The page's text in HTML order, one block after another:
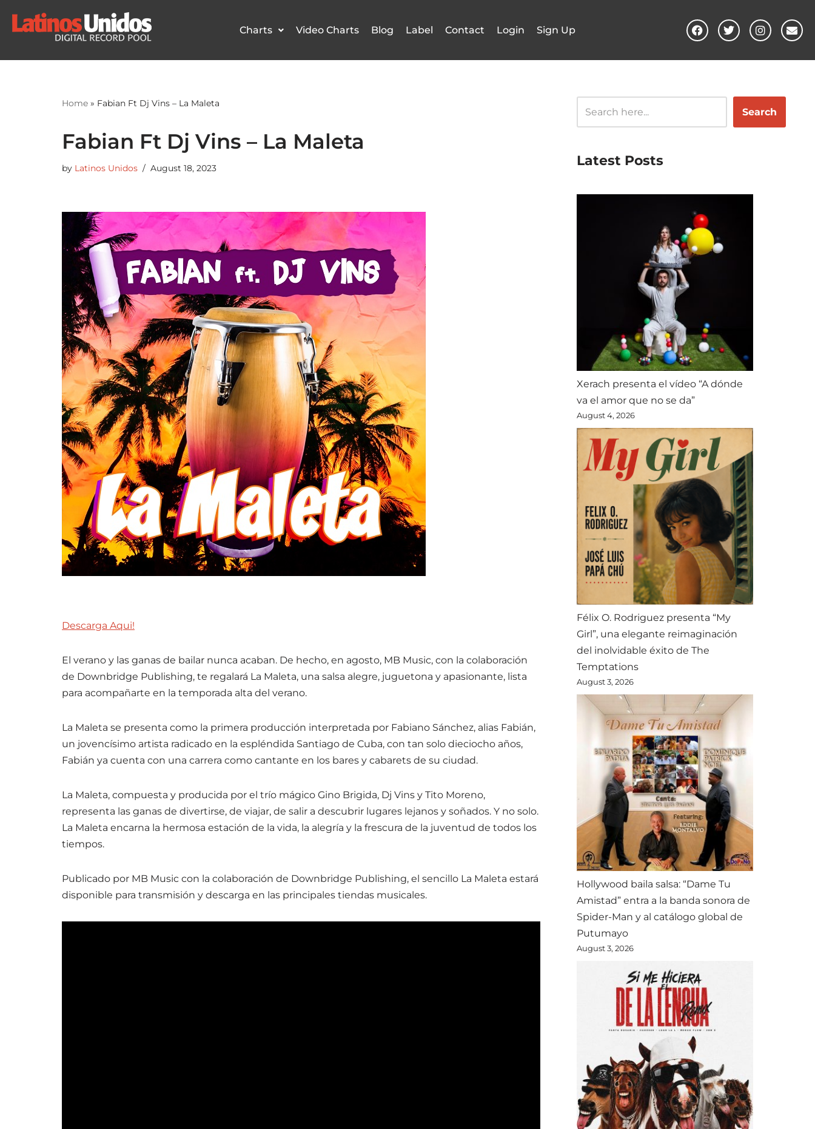
Skip
Charts Video Charts Blog Label Contact Login Sign Up
Home » Fabian Ft Dj Vins – La Maleta
Fabian Ft Dj Vins – La Maleta
by Latinos Unidos August 18, 2023
Descarga Aqui!
El verano y las ganas de bailar nunca acaban. De hecho, en agosto, MB Music, con la colaboración
de Downbridge Publishing, te regalará La Maleta, una salsa alegre, juguetona y apasionante, lista
para acompañarte en la temporada alta del verano.
La Maleta se presenta como la primera producción interpretada por Fabiano Sánchez, alias Fabián,
un jovencísimo artista radicado en la espléndida Santiago de Cuba, con tan solo dieciocho años,
Fabián ya cuenta con una carrera como cantante en los bares y cabarets de su ciudad.
La Maleta, compuesta y producida por el trío mágico Gino Brigida, Dj Vins y Tito Moreno,
representa las ganas de divertirse, de viajar, de salir a descubrir lugares lejanos y soñados. Y no solo.
La Maleta encarna la hermosa estación de la vida, la alegría y la frescura de la juventud de todos los
tiempos.
Publicado por MB Music con la colaboración de Downbridge Publishing, el sencillo La Maleta estará
disponible para transmisión y descarga en las principales tiendas musicales.
Search
Latest Posts
Xerach presenta el vídeo “A dónde
va el amor que no se da”
August 4, 2026
Félix O. Rodriguez presenta “My
Girl”, una elegante reimaginación
del inolvidable éxito de The
Temptations
August 3, 2026
Hollywood baila salsa: “Dame Tu
Amistad” entra a la banda sonora de
Spider-Man y al catálogo global de
Putumayo
August 3, 2026